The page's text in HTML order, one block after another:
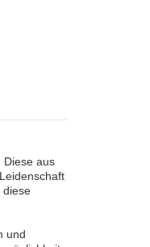
Diese aus
diese
und